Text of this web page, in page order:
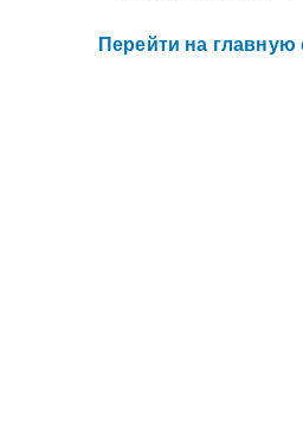
Перейти на главную